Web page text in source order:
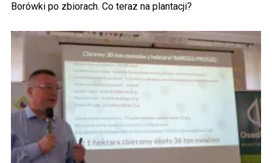
Borówki po zbiorach. Co teraz na plantacji?